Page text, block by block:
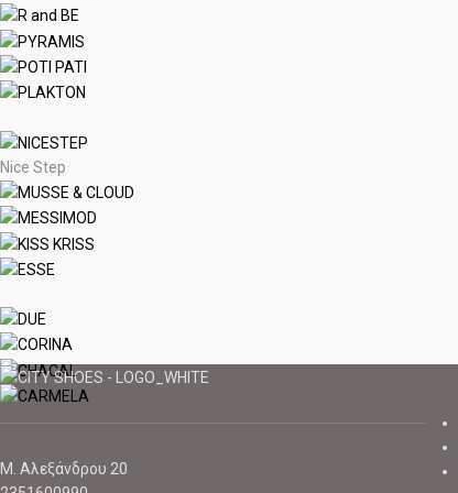
Nice Step
Μ. Αλεξάνδρου 20